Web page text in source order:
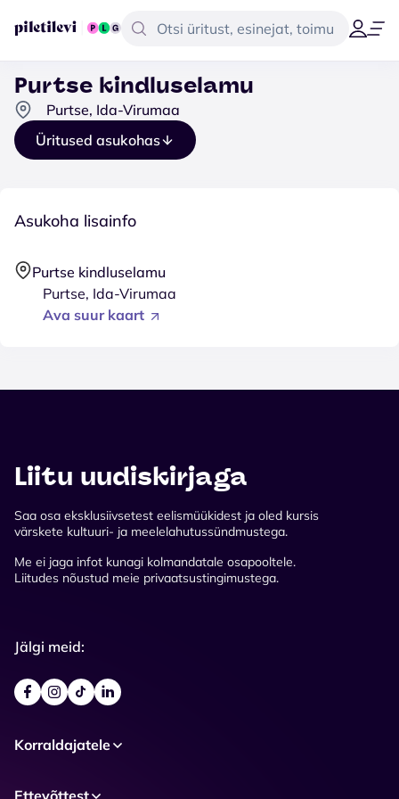
Purtse kindluselamu
Purtse, Ida-Virumaa
Üritused asukohas
Asukoha lisainfo
Purtse kindluselamu
Purtse, Ida-Virumaa
Ava suur kaart
Liitu uudiskirjaga
Saa osa eksklusiivsetest eelismüükidest ja oled kursis
värskete kultuuri- ja meelelahutussündmustega.
Me ei jaga infot kunagi kolmandatale osapooltele.
Liitudes nõustud meie privaatsustingimustega.
Jälgi meid:
Korraldajatele
Ettevõttest